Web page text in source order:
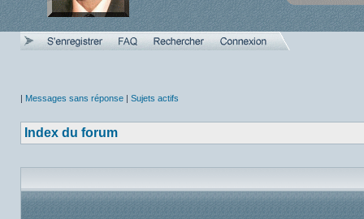
| Messages sans réponse | Sujets actifs
Index du forum